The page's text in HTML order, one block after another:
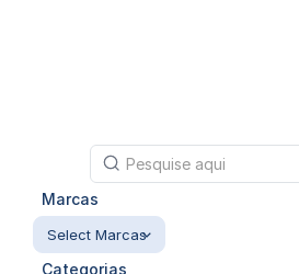
Categorias
Marcas
Select Marcas